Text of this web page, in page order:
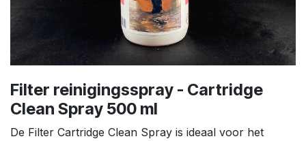
Filter reinigingsspray - Cartridge
Clean Spray 500 ml
De Filter Cartridge Clean Spray is ideaal voor het